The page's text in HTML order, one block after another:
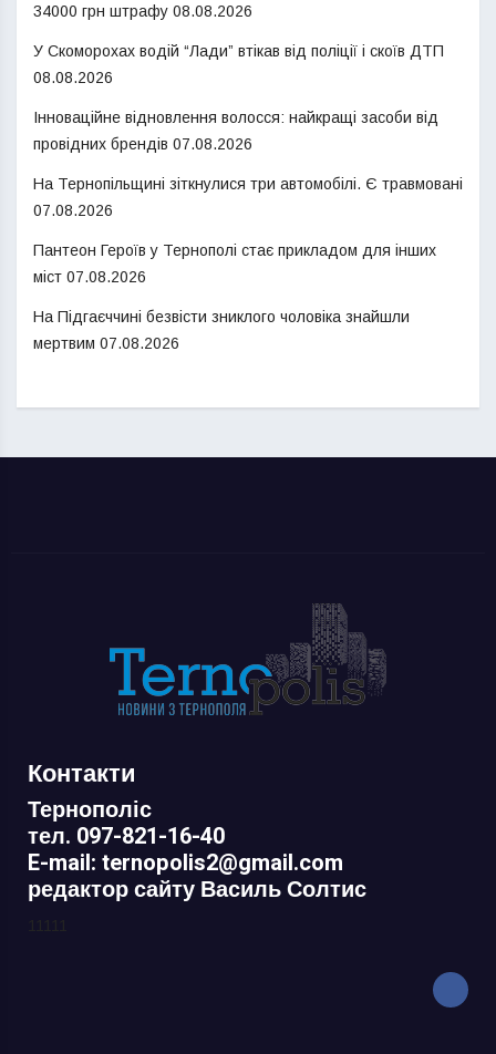
34000 грн штрафу 08.08.2026
У Скоморохах водій “Лади” втікав від поліції і скоїв ДТП
08.08.2026
Інноваційне відновлення волосся: найкращі засоби від
провідних брендів 07.08.2026
На Тернопільщині зіткнулися три автомобілі. Є травмовані
07.08.2026
Пантеон Героїв у Тернополі стає прикладом для інших
міст 07.08.2026
На Підгаєччині безвісти зниклого чоловіка знайшли
мертвим 07.08.2026
Контакти
Тернополіс
тел. 097-821-16-40
E-mail: ternopolis2@gmail.com
редактор сайту Василь Солтис